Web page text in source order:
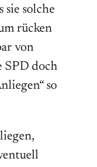
sie solche
rücken
von
SPD doch
so